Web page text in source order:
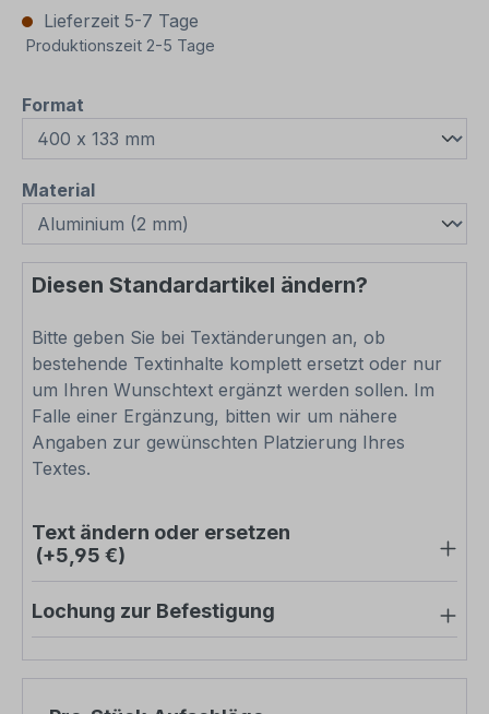
Lieferzeit 5-7 Tage
Produktionszeit 2-5 Tage
Format
Materialauswählen
Diesen Standardartikel ändern?
Bitte geben Sie bei Textänderungen an, ob
bestehende Textinhalte komplett ersetzt oder nur
um Ihren Wunschtext ergänzt werden sollen. Im
Falle einer Ergänzung, bitten wir um nähere
Angaben zur gewünschten Platzierung Ihres
Textes.
Text ändern oder ersetzen
(+5,95 €)
Lochung zur Befestigung